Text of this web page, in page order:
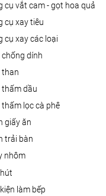
cụ vắt cam - gọt hoa quả
cụ xay tiêu
cụ xay các loại
chống dính
than
thấm dầu
thấm lọc cà phê
giấy ăn
trải bàn
nhôm
hút
kiện làm bếp